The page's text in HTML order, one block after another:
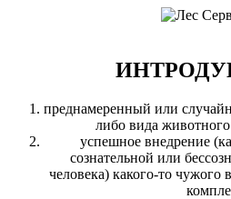
преднамеренный или
либо вида животного
успешное внедрение
сознательной или
человека) какого-то